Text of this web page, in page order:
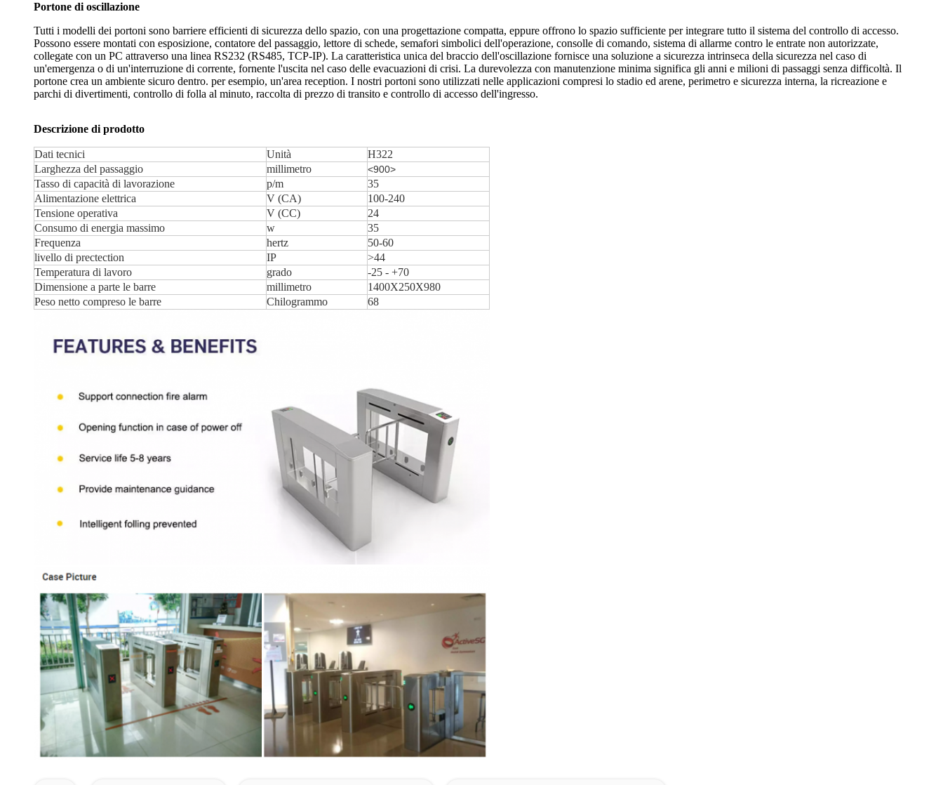
Portone di oscillazione
Tutti i modelli dei portoni sono barriere efficienti di sicurezza dello spazio, con una progettazione compatta, eppure offrono lo spazio sufficiente per integrare tutto il sistema del controllo di accesso.
Possono essere montati con esposizione, contatore del passaggio, lettore di schede, semafori simbolici dell'operazione, consolle di comando, sistema di allarme contro le entrate non autorizzate,
collegate con un PC attraverso una linea RS232 (RS485, TCP-IP). La caratteristica unica del braccio dell'oscillazione fornisce una soluzione a sicurezza intrinseca della sicurezza nel caso di
un'emergenza o di un'interruzione di corrente, fornente l'uscita nel caso delle evacuazioni di crisi. La durevolezza con manutenzione minima significa gli anni e milioni di passaggi senza difficoltà. Il
portone crea un ambiente sicuro dentro. per esempio, un'area reception. I nostri portoni sono utilizzati nelle applicazioni compresi lo stadio ed arene, perimetro e sicurezza interna, la ricreazione e
parchi di divertimenti, controllo di folla al minuto, raccolta di prezzo di transito e controllo di accesso dell'ingresso.
Descrizione di prodotto
Dati tecnici Unità
H322
Larghezza del passaggio
millimetro <900>
Tasso di capacità di lavorazione p/m
35
Alimentazione elettrica
V (CA)
100-240
Tensione operativa
V (CC)
24
Consumo di energia massimo
w
35
Frequenza
hertz
50-60
livello di prectection
IP
>44
Temperatura di lavoro
grado
-25 - +70
Dimensione a parte le barre
millimetro
1400X250X980
Peso netto compreso le barre
Chilogrammo 68